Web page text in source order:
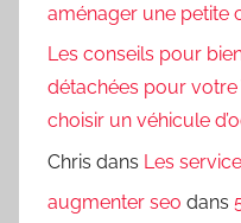
aménager une petite
Les conseils pour
détachées pour votre
choisir un véhicule
Chris dans Les
augmenter seo dans